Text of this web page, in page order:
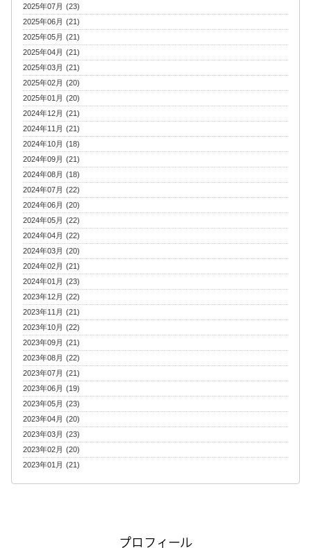
2025年07月 (23)
2025年06月 (21)
2025年05月 (21)
2025年04月 (21)
2025年03月 (21)
2025年02月 (20)
2025年01月 (20)
2024年12月 (21)
2024年11月 (21)
2024年10月 (18)
2024年09月 (21)
2024年08月 (18)
2024年07月 (22)
2024年06月 (20)
2024年05月 (22)
2024年04月 (22)
2024年03月 (20)
2024年02月 (21)
2024年01月 (23)
2023年12月 (22)
2023年11月 (21)
2023年10月 (22)
2023年09月 (21)
2023年08月 (22)
2023年07月 (21)
2023年06月 (19)
2023年05月 (23)
2023年04月 (20)
2023年03月 (23)
2023年02月 (20)
2023年01月 (21)
プロフィール